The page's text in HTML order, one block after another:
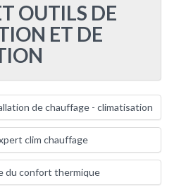
OUTILS DE
ET DE
de chauffage - climatisation
clim chauffage
du confort thermique